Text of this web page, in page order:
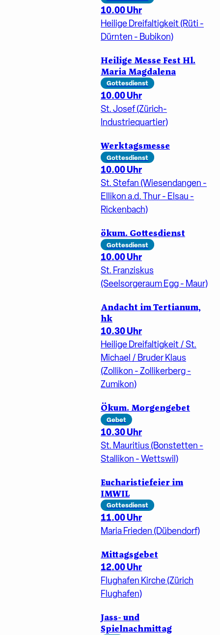
10.00 Uhr
Heilige Dreifaltigkeit (Rüti -
Dürnten - Bubikon)
Heilige Messe Fest Hl.
Maria Magdalena
Gottesdienst
10.00 Uhr
St. Josef (Zürich-
Industriequartier)
Werktagsmesse
Gottesdienst
10.00 Uhr
St. Stefan (Wiesendangen -
Ellikon a.d. Thur - Elsau -
Rickenbach)
ökum. Gottesdienst
Gottesdienst
10.00 Uhr
St. Franziskus
(Seelsorgeraum Egg - Maur)
Andacht im Tertianum,
hk
10.30 Uhr
Heilige Dreifaltigkeit / St.
Michael / Bruder Klaus
(Zollikon - Zollikerberg -
Zumikon)
Ökum. Morgengebet
Gebet
10.30 Uhr
St. Mauritius (Bonstetten -
Stallikon - Wettswil)
Eucharistiefeier im
IMWIL
Gottesdienst
11.00 Uhr
Maria Frieden (Dübendorf)
Mittagsgebet
12.00 Uhr
Flughafen Kirche (Zürich
Flughafen)
Jass- und
Spielnachmittag